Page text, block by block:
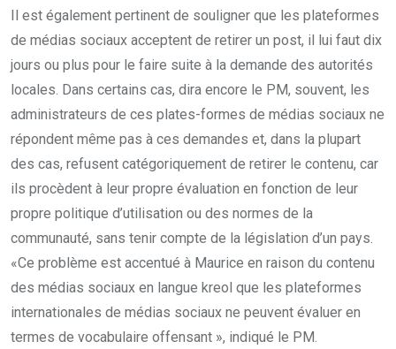
Il est également pertinent de souligner que les plateformes
de médias sociaux acceptent de retirer un post, il lui faut dix
jours ou plus pour le faire suite à la demande des autorités
locales. Dans certains cas, dira encore le PM, souvent, les
administrateurs de ces plates-formes de médias sociaux ne
répondent même pas à ces demandes et, dans la plupart
des cas, refusent catégoriquement de retirer le contenu, car
ils procèdent à leur propre évaluation en fonction de leur
propre politique d’utilisation ou des normes de la
communauté, sans tenir compte de la législation d’un pays.
«Ce problème est accentué à Maurice en raison du contenu
des médias sociaux en langue kreol que les plateformes
internationales de médias sociaux ne peuvent évaluer en
termes de vocabulaire offensant », indiqué le PM.